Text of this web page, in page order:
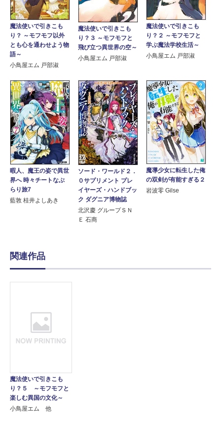
魔法使いで引きこも
り？ ～モフモフ以外
とも心を通わせよう物
語～
小鳥屋エム 戸部淑
魔法使いで引きこも
り？３ ～モフモフと
飛び立つ異世界の空～
小鳥屋エム 戸部淑
魔法使いで引きこも
り？２ ～モフモフと
学ぶ魔法学校生活～
小鳥屋エム 戸部淑
暇人、魔王の姿で異世
界へ 時々チートなぶ
らり旅7
藍敦 桂井よしあき
ソード・ワールド２．
０サプリメント プレ
イヤーズ・ハンドブッ
ク ダグニア博物誌
北沢慶 グループＳＮ
Ｅ 石商
魔導少女に転生した俺
の双剣が有能すぎる２
岩波零 Gilse
関連作品
魔法使いで引きこも
り？５ ～モフモフと
楽しむ異国の文化～
小鳥屋エム 他